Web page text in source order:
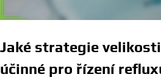
Jaké strategie
účinné pro řízení